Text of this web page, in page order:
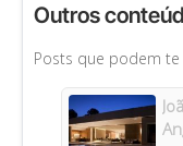
Outros
Posts que podem